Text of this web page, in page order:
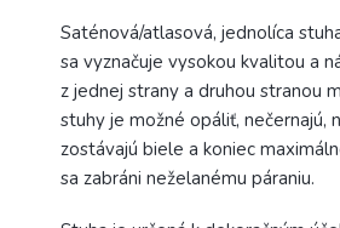
Saténová/atlasová, jednolíca
sa vyznačuje vysokou kvalitou a
z jednej strany a druhou stranou
stuhy je možné opáliť, nečernajú,
zostávajú biele a koniec
sa zabráni neželanému páraniu.